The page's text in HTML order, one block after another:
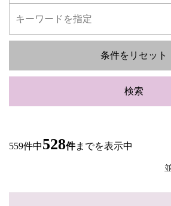
条件をリセット
検索
559件中528件までを表示中